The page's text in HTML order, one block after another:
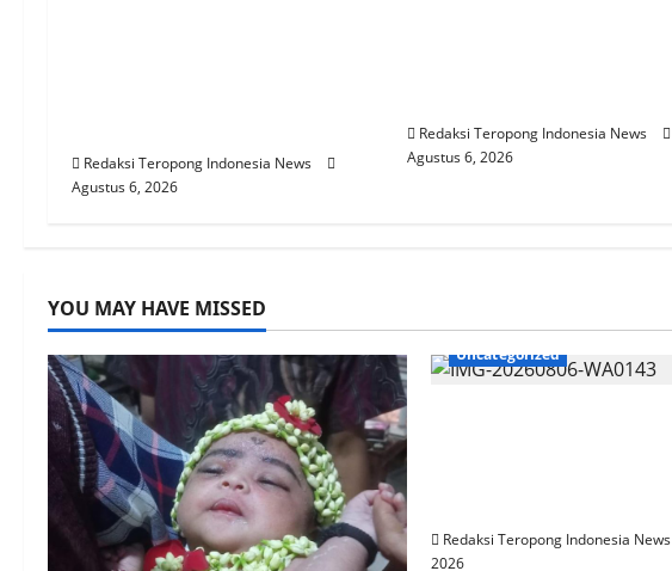
t
n
Redaksi Teropong Indonesia News
Agustus 6, 2026
Redaksi Teropong Indonesia News
Agustus 6, 2026
YOU MAY HAVE MISSED
Uncategorized
Redaksi Teropong Indonesia News
2026